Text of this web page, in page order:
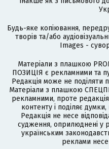
Будь-яке копіювання,
творів та/або
Images -
Матеріали з плашкою
ПОЗИЦІЯ є рекламними та
Редакція може не поділяти
Матеріали з плашкою
рекламними, проте
контенту і поділяє
Редакція не несе
судження, оприлюднені у
українським
реклами